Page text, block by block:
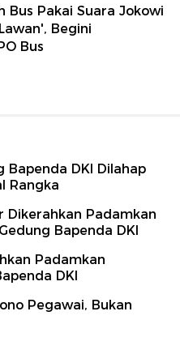
Bus Pakai Suara Jokowi
Begini
Bus
Bapenda DKI Dilahap
Rangka
Dikerahkan Padamkan
Bapenda DKI
Padamkan
DKI
Pegawai, Bukan